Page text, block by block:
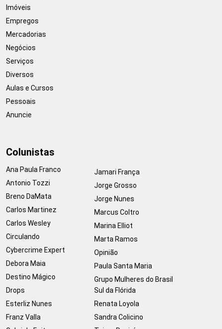
Imóveis
Empregos
Mercadorias
Negócios
Serviços
Diversos
Aulas e Cursos
Pessoais
Anuncie
Colunistas
Ana Paula Franco
Antonio Tozzi
Breno DaMata
Carlos Martinez
Carlos Wesley
Circulando
Cybercrime Expert
Debora Maia
Destino Mágico
Drops
Esterliz Nunes
Franz Valla
Jamari França
Jorge Grosso
Jorge Nunes
Marcus Coltro
Marina Elliot
Marta Ramos
Opinião
Paula Santa Maria
Grupo Mulheres do Brasil
Sul da Flórida
Renata Loyola
Sandra Colicino